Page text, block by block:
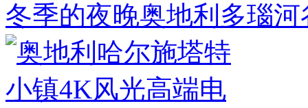
冬季的夜晚奥地利多瑙